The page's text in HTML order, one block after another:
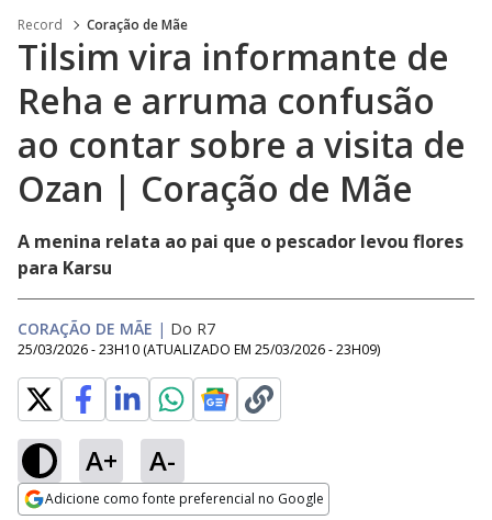
Record Coração de Mãe
Tilsim vira informante de
Reha e arruma confusão
ao contar sobre a visita de
Ozan | Coração de Mãe
A menina relata ao pai que o pescador levou flores
para Karsu
CORAÇÃO DE MÃE | Do R7
25/03/2026 - 23H10 (ATUALIZADO EM 25/03/2026 - 23H09)
A+ A-
Adicione como fonte preferencial no Google
Ativar
Loaded
61.14%